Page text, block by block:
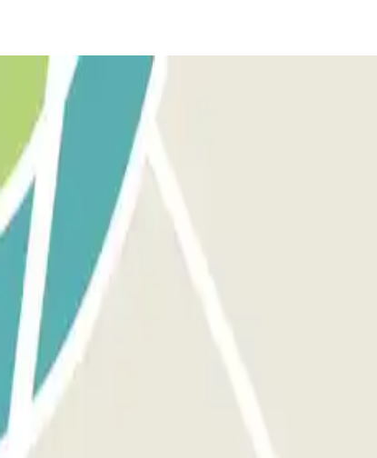
El lector de matrícules reconeixerà el teu vehicle i la
en la reserva en el lector sinó truca a l'intèrfon i comunica
de matrícules reconeixerà el teu vehicle i la barrera
IL·LIMITADES: Segueix el mateix procediment